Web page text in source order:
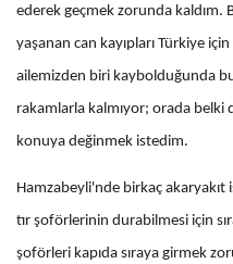
ederek geçmek zorunda
yaşanan can kayıpları Türkiye
ailemizden biri kaybolduğunda
rakamlarla kalmıyor; orada belki
konuya değinmek istedim.
Hamzabeyli'nde birkaç
tır şoförlerinin durabilmesi için
şoförleri kapıda sıraya girmek